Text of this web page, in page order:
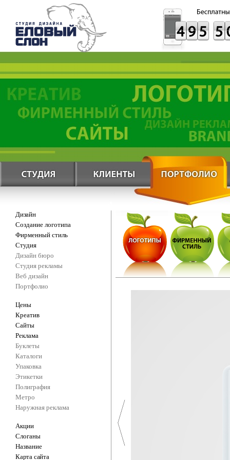
Дизайн
Создание логотипа
Фирменный стиль
Студия
Дизайн бюро
Студия рекламы
Веб дизайн
Портфолио
Цены
Креатив
Сайты
Реклама
Буклеты
Каталоги
Упаковка
Этикетки
Полиграфия
Метро
Наружная реклама
Акции
Слоганы
Название
Карта сайта